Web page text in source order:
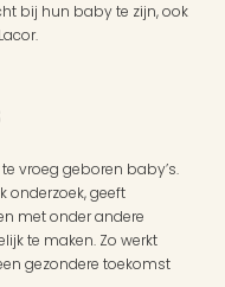
bij hun baby te zijn, ook
vroeg geboren baby’s.
onderzoek, geeft
met onder andere
te maken. Zo werkt
gezondere toekomst